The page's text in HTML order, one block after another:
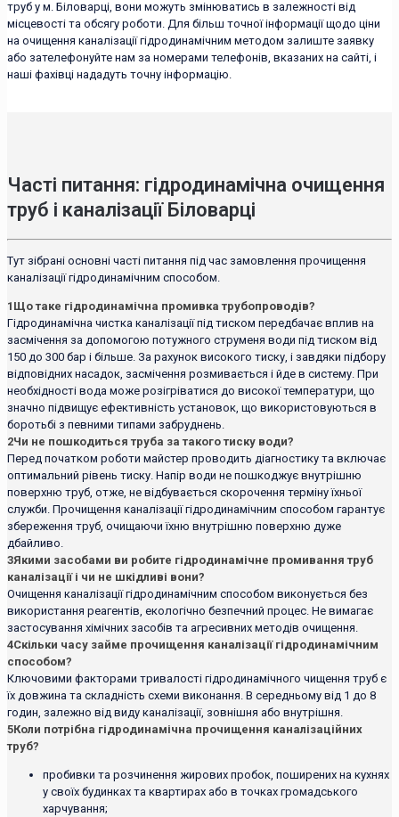
труб у м. Біловарці, вони можуть змінюватись в залежності від
місцевості та обсягу роботи. Для більш точної інформації щодо ціни
на очищення каналізації гідродинамічним методом залиште заявку
або зателефонуйте нам за номерами телефонів, вказаних на сайті, і
наші фахівці нададуть точну інформацію.
Часті питання: гідродинамічна очищення
труб і каналізації Біловарці
Тут зібрані основні часті питання під час замовлення прочищення
каналізації гідродинамічним способом.
1 Що таке гідродинамічна промивка трубопроводів?
Гідродинамічна чистка каналізації під тиском передбачає вплив на
засмічення за допомогою потужного струменя води під тиском від
150 до 300 бар і більше. За рахунок високого тиску, і завдяки підбору
відповідних насадок, засмічення розмивається і йде в систему. При
необхідності вода може розігріватися до високої температури, що
значно підвищує ефективність установок, що використовуються в
боротьбі з певними типами забруднень.
2Чи не пошкодиться труба за такого тиску води?
Перед початком роботи майстер проводить діагностику та включає
оптимальний рівень тиску. Напір води не пошкоджує внутрішню
поверхню труб, отже, не відбувається скорочення терміну їхньої
служби. Прочищення каналізації гідродинамічним способом гарантує
збереження труб, очищаючи їхню внутрішню поверхню дуже
дбайливо.
3Якими засобами ви робите гідродинамічне промивання труб
каналізації і чи не шкідливі вони?
Очищення каналізації гідродинамічним способом виконується без
використання реагентів, екологічно безпечний процес. Не вимагає
застосування хімічних засобів та агресивних методів очищення.
4Скільки часу займе прочищення каналізації гідродинамічним
способом?
Ключовими факторами тривалості гідродинамічного чищення труб є
їх довжина та складність схеми виконання. В середньому від 1 до 8
годин, залежно від виду каналізації, зовнішня або внутрішня.
5Коли потрібна гідродинамічна прочищення каналізаційних
труб?
пробивки та розчинення жирових пробок, поширених на кухнях
у своїх будинках та квартирах або в точках громадського
харчування;